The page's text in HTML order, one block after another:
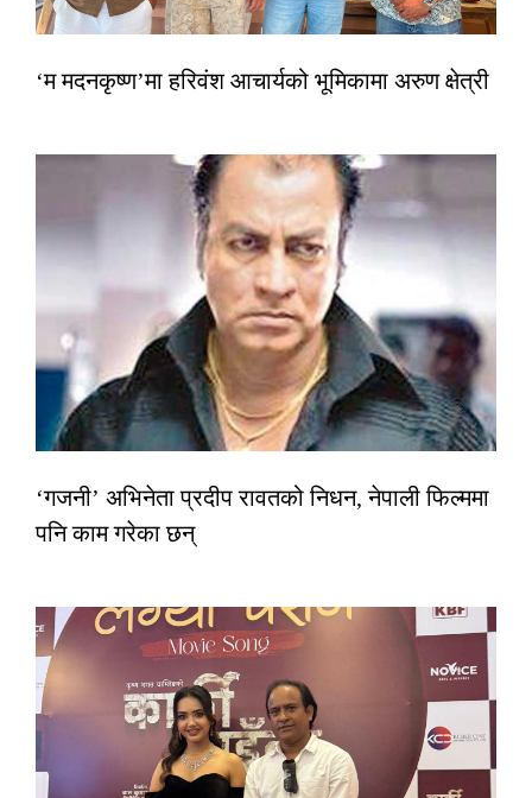
‘म मदनकृष्ण’मा हरिवंश आचार्यको भूमिकामा अरुण क्षेत्री
‘गजनी’ अभिनेता प्रदीप रावतको निधन, नेपाली फिल्ममा
पनि काम गरेका छन्